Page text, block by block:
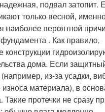
подвал затопит.
только весной,
наиболее вероятной
. Как правило,
дома. Если
из-за усадки,
износа материала), в
Такие протечки не сразу